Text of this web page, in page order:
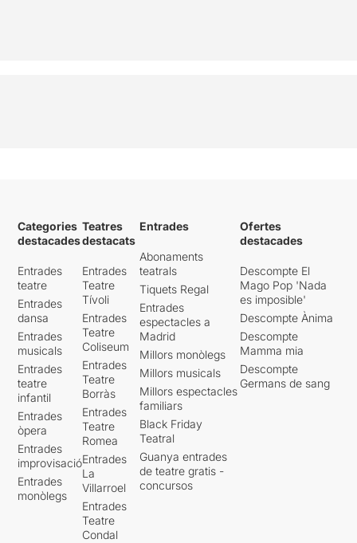
Categories
destacades
Entrades
teatre
Entrades
dansa
Entrades
musicals
Entrades
teatre
infantil
Entrades
òpera
Entrades
improvisació
Entrades
monòlegs
Teatres
destacats
Entrades
Teatre
Tívoli
Entrades
Teatre
Coliseum
Entrades
Teatre
Borràs
Entrades
Teatre
Romea
Entrades
La
Villarroel
Entrades
Teatre
Condal
Entrades
Abonaments
teatrals
Tiquets Regal
Entrades
espectacles a
Madrid
Millors monòlegs
Millors musicals
Millors espectacles
familiars
Black Friday
Teatral
Guanya entrades
de teatre gratis -
concursos
Ofertes
destacades
Descompte El
Mago Pop 'Nada
es imposible'
Descompte Ànima
Descompte
Mamma mia
Descompte
Germans de sang